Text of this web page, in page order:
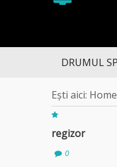
DRUMUL
Ești aici: Home
regizor
0